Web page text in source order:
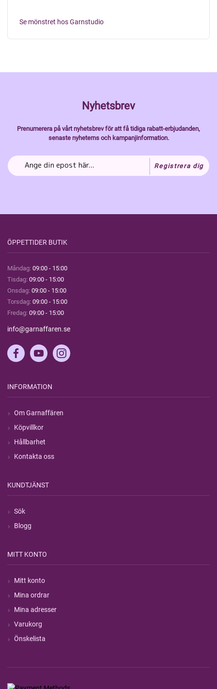
Se mönstret hos Garnstudio
Nyhetsbrev
Prenumerera på vårt nyhetsbrev för att få tidiga rabatt-erbjudanden,
senaste nyheterns och kampanjinformation.
Registrera dig
ÖPPETTIDER BUTIK
Måndag: 09:00 - 15:00
Tisdag: 09:00 - 15:00
Onsdag: 09:00 - 15:00
Torsdag: 09:00 - 15:00
Fredag: 09:00 - 15:00
info@garnaffaren.se
INFORMATION
Om Garnaffären
Köpvillkor
Hållbarhet
Kontakta oss
KUNDTJÄNST
Sök
Blogg
MITT KONTO
Mitt konto
Mina ordrar
Mina adresser
Varukorg
Önskelista